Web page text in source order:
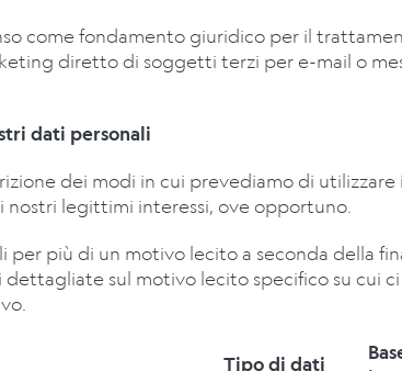
come fondamento giuridico per il
diretto di soggetti terzi per e-mail o
dati personali
dei modi in cui prevediamo di
nostri legittimi interessi, ove opportuno.
per più di un motivo lecito a seconda della
sul motivo lecito specifico su cui
Tipo di dati